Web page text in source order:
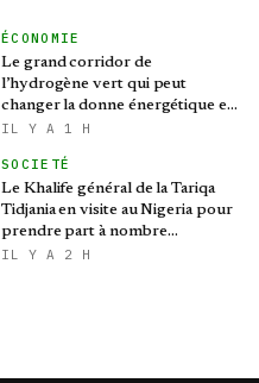
ÉCONOMIE
Le grand corridor de
l’hydrogène vert qui peut
changer la donne énergétique en
Méditerranée
IL Y A 1 H
SOCIETÉ
Le Khalife général de la Tariqa
Tidjania en visite au Nigeria pour
prendre part à nombre
d'activités et de rencontres
IL Y A 2 H